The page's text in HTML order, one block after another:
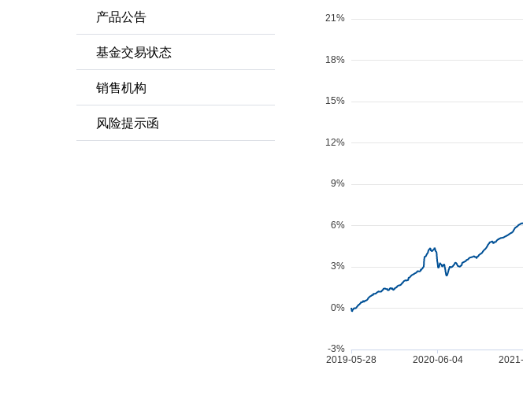
产品公告
基金交易状态
销售机构
风险提示函